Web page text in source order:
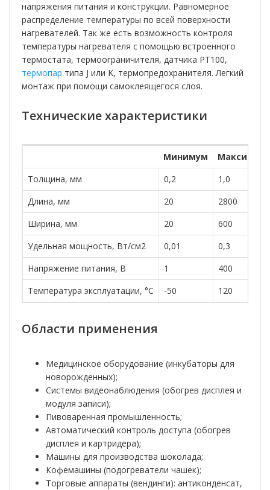
напряжения питания и конструкции. Равномерное
распределение температуры по всей поверхности
нагревателей. Так же есть возможность контроля
температуры нагревателя с помощью встроенного
термостата, термоограничителя, датчика РТ100,
термопар типа J или K, термопредохранителя. Легкий
монтаж при помощи самоклеящегося слоя.
Технические характеристики
Минимум
Максимум
Толщина, мм
0,2
1,0
Длина, мм
20
2800
Ширина, мм
20
600
Удельная мощность, Вт/см2
0,01
0,3
Напряжение питания, В
1
400
Температура эксплуатации, °С
-50 120
Области применения
Медицинское оборудование (инкубаторы для
новорожденных);
Системы видеонаблюдения (обогрев дисплея и
модуля записи);
Пивоваренная промышленность;
Автоматический контроль доступа (обогрев
дисплея и картридера);
Машины для производства шоколада;
Кофемашины (подогреватели чашек);
Торговые аппараты (вендинги): антиконденсат,